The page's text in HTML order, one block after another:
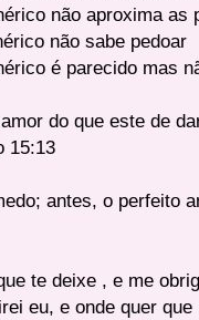
não aproxima as
não sabe pedoar
é parecido mas
do que este de
15:13
antes, o perfeito
te deixe , e me
eu, e onde quer